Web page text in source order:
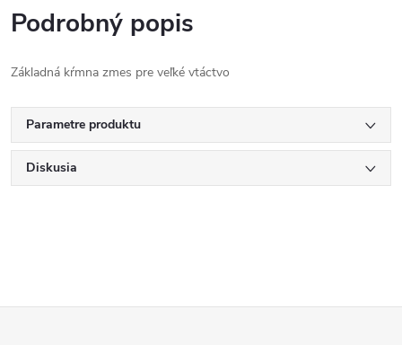
Podrobný popis
Základná kŕmna zmes pre veľké vtáctvo
Parametre produktu
Diskusia